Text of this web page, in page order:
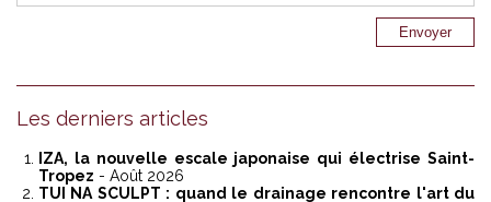
Les derniers articles
IZA, la nouvelle escale japonaise qui électrise Saint-
Tropez - Août 2026
TUI NA SCULPT : quand le drainage rencontre l'art du